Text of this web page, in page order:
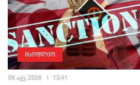
მსოფლიო
06 აგვ, 2026 13:41